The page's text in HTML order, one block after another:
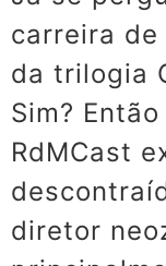
carreira de
da trilogia
Sim?
RdMCast
diretor